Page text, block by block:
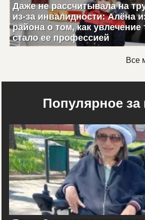
Даже не рассчитывала на
из-за инвалидности: Алёна
района о том, как увлечение
стало ее профессией
Все
Популярное за